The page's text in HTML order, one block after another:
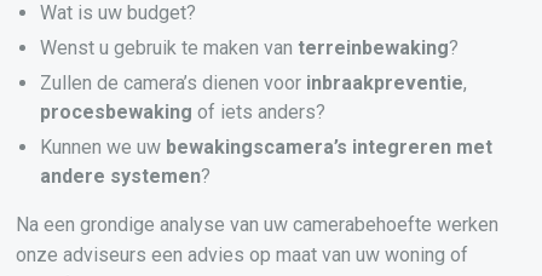
Wat is uw budget?
Wenst u gebruik te maken vanterreinbewaking?
Zullen de camera’s dienen voor inbraakpreventie,
procesbewaking of iets anders?
Kunnen we uw bewakingscamera’s integreren met
andere systemen?
Na een grondige analyse van uw camerabehoefte werken
onze adviseurs een advies op maat van uw woning of